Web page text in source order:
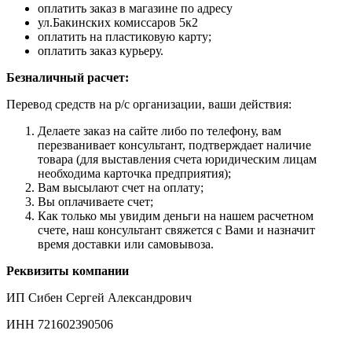
оплатить заказ в магазине по адресу
ул.Бакинских комиссаров 5к2
оплатить на пластиковую карту;
оплатить заказ курьеру.
Безналичный расчет:
Перевод средств на р/с организации, ваши действия:
Делаете заказ на сайте либо по телефону, вам
перезванивает консультант, подтверждает наличие
товара (для выставления счета юридическим лицам
необходима карточка предприятия);
Вам высылают счет на оплату;
Вы оплачиваете счет;
Как только мы увидим деньги на нашем расчетном
счете, наш консультант свяжется с Вами и назначит
время доставки или самовывоза.
Реквизиты компании
ИП Сибен Сергей Александрович
ИНН 721602390506